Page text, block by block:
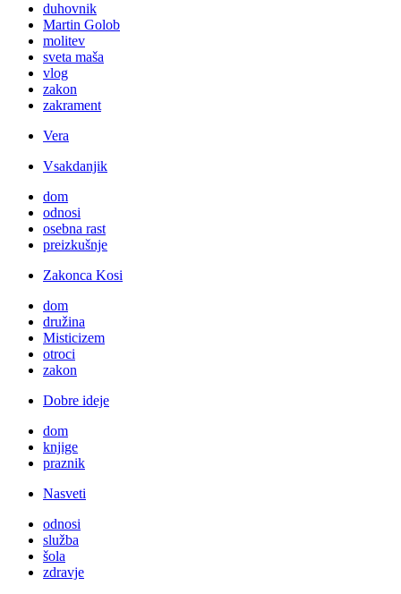
duhovnik
Martin Golob
molitev
sveta maša
vlog
zakon
zakrament
Vera
Vsakdanjik
dom
odnosi
osebna rast
preizkušnje
Zakonca Kosi
dom
družina
Misticizem
otroci
zakon
Dobre ideje
dom
knjige
praznik
Nasveti
odnosi
služba
šola
zdravje